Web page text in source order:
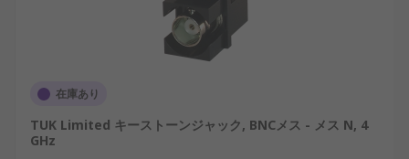
在庫あり
TUK Limited キーストーンジャック, BNCメス - メス N, 4
GHz